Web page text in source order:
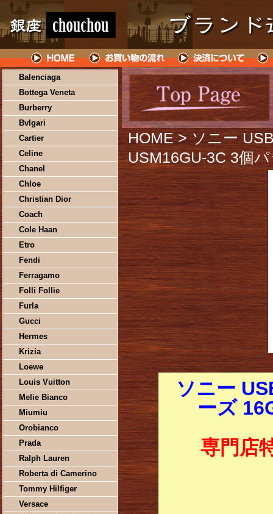
Balenciaga
Bottega Veneta
Burberry
Bvlgari
Cartier
Celine
Chanel
Chloe
Christian Dior
Coach
Cole Haan
Etro
Fendi
Ferragamo
Folli Follie
Furla
Gucci
Hermes
Krizia
Loewe
Louis Vuitton
Melie Bianco
Miumiu
Orobianco
Prada
Ralph Lauren
Roberta di Camerino
Tommy Hilfiger
Versace
HOME > ソニー
USM16GU-3C 3個
ソニー
ーズ
専門店